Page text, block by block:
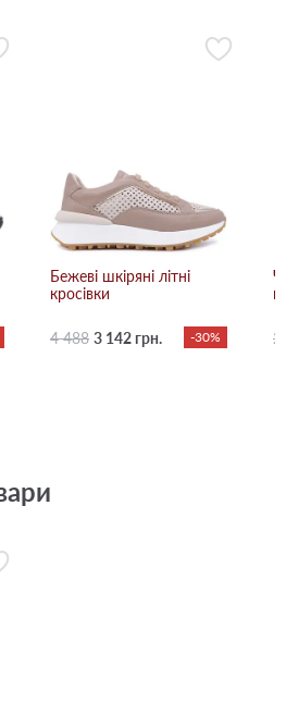
Бежевi шкіряні літні
кросівки
4 488 3 142 грн. -30% 2